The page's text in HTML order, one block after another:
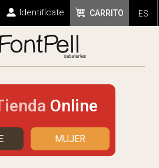
ES
CARRITO
Identifícate
Online
MUJER